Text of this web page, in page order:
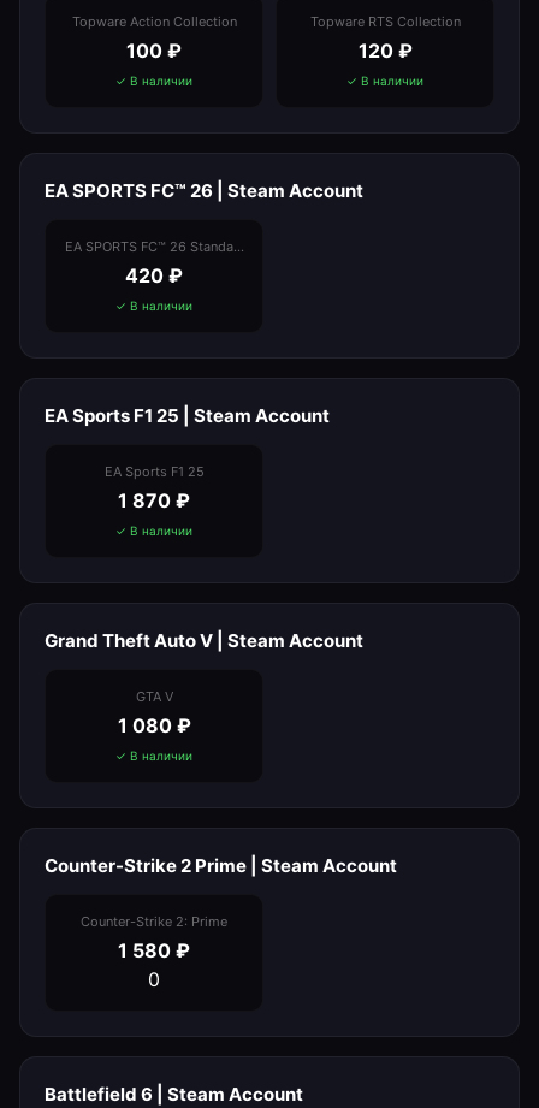
Topware Action Collection
100 ₽
✓ В наличии
Topware RTS Collection
120₽
✓ В наличии
EA SPORTS FC™ 26 | Steam Account
EA SPORTS FC™ 26 Standart
Edition
420 ₽
✓ В наличии
EA Sports F1 25 | Steam Account
EA Sports F1 25
1 870 ₽
✓ В наличии
Grand Theft Auto V | Steam Account
GTA V
1 080₽
✓ В наличии
Counter-Strike 2 Prime | Steam Account
Counter-Strike 2: Prime
1 580 ₽
0
Battlefield 6 | Steam Account